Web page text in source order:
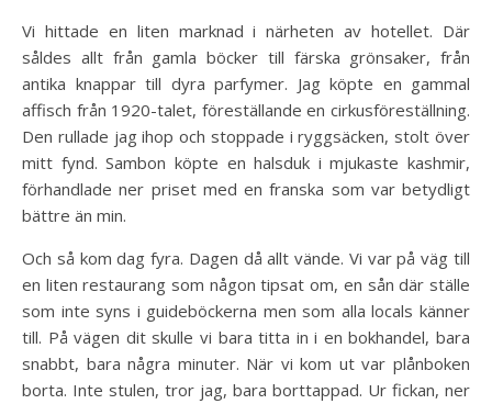
Vi hittade en liten marknad i närheten av hotellet. Där
såldes allt från gamla böcker till färska grönsaker, från
antika knappar till dyra parfymer. Jag köpte en gammal
affisch från 1920-talet, föreställande en cirkusföreställning.
Den rullade jag ihop och stoppade i ryggsäcken, stolt över
mitt fynd. Sambon köpte en halsduk i mjukaste kashmir,
förhandlade ner priset med en franska som var betydligt
bättre än min.
Och så kom dag fyra. Dagen då allt vände. Vi var på väg till
en liten restaurang som någon tipsat om, en sån där ställe
som inte syns i guideböckerna men som alla locals känner
till. På vägen dit skulle vi bara titta in i en bokhandel, bara
snabbt, bara några minuter. När vi kom ut var plånboken
borta. Inte stulen, tror jag, bara borttappad. Ur fickan, ner